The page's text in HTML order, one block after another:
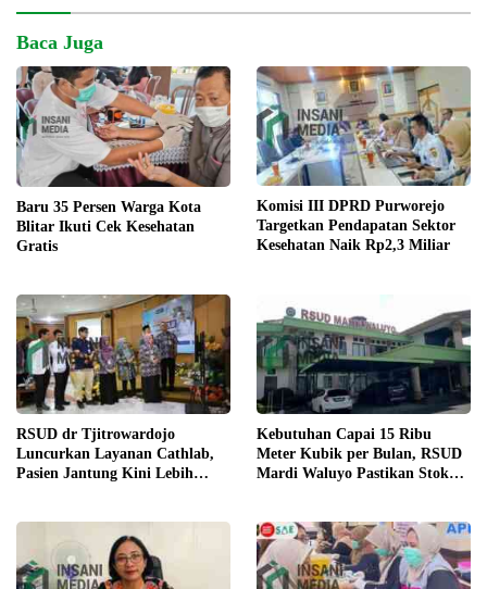
Baca Juga
Baru 35 Persen Warga Kota
Blitar Ikuti Cek Kesehatan
Gratis
Komisi III DPRD Purworejo
Targetkan Pendapatan Sektor
Kesehatan Naik Rp2,3 Miliar
RSUD dr Tjitrowardojo
Luncurkan Layanan Cathlab,
Pasien Jantung Kini Lebih
Kebutuhan Capai 15 Ribu
Meter Kubik per Bulan, RSUD
Mardi Waluyo Pastikan Stok